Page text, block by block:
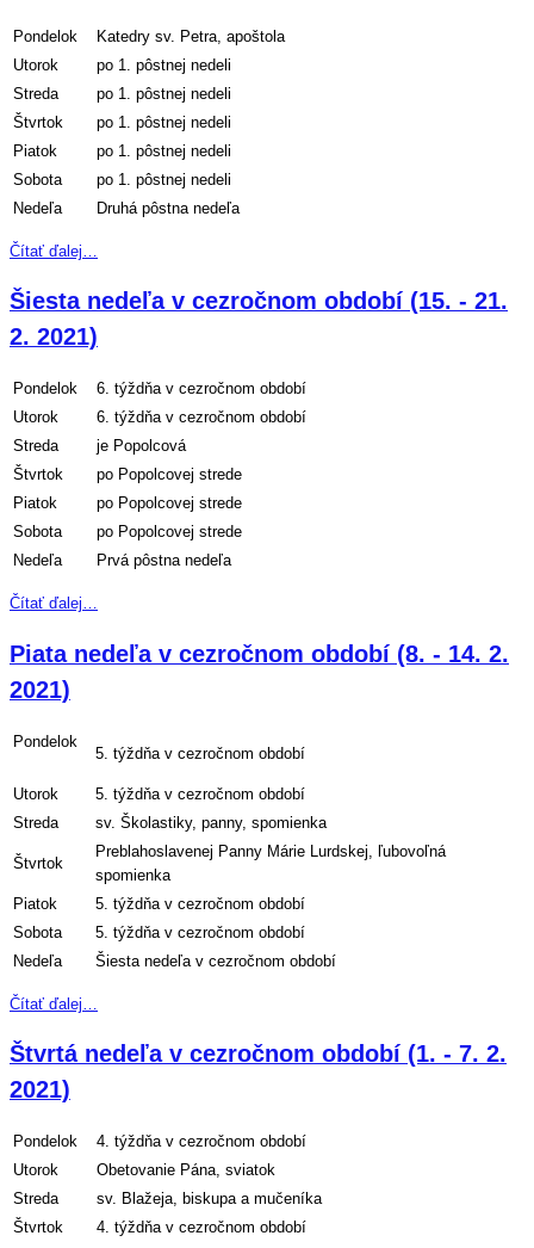
Pondelok
Katedry sv. Petra, apoštola
Utorok
po 1. pôstnej nedeli
Streda
po 1. pôstnej nedeli
Štvrtok
po 1. pôstnej nedeli
Piatok
po 1. pôstnej nedeli
Sobota
po 1. pôstnej nedeli
Nedeľa
Druhá pôstna nedeľa
Čítať ďalej…
Šiesta nedeľa v cezročnom období (15. - 21.
2. 2021)
Pondelok
6. týždňa v cezročnom období
Utorok
6. týždňa v cezročnom období
Streda
je Popolcová
Štvrtok
po Popolcovej strede
Piatok
po Popolcovej strede
Sobota
po Popolcovej strede
Nedeľa
Prvá pôstna nedeľa
Čítať ďalej…
Piata nedeľa v cezročnom období (8. - 14. 2.
2021)
Pondelok
5. týždňa v cezročnom období
Utorok
5. týždňa v cezročnom období
Streda
sv. Školastiky, panny, spomienka
Štvrtok
Preblahoslavenej Panny Márie Lurdskej, ľubovoľná
spomienka
Piatok
5. týždňa v cezročnom období
Sobota
5. týždňa v cezročnom období
Nedeľa
Šiesta nedeľa v cezročnom období
Čítať ďalej…
Štvrtá nedeľa v cezročnom období (1. - 7. 2.
2021)
Pondelok
4. týždňa v cezročnom období
Utorok
Obetovanie Pána, sviatok
Streda
sv. Blažeja, biskupa a mučeníka
Štvrtok
4. týždňa v cezročnom období